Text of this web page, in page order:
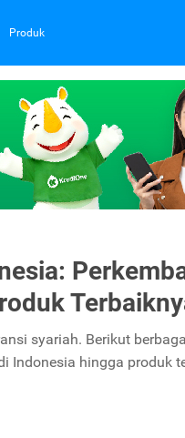
Produk
syariah. Berikut
Indonesia hingga produk